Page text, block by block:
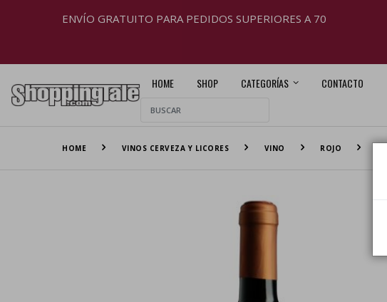
ENVÍO GRATUITO PARA PEDIDOS SUPERIORES A 70
HOME SHOP CATEGORÍAS CONTACTO
HOME VINOS CERVEZA Y LICORES VINO ROJO